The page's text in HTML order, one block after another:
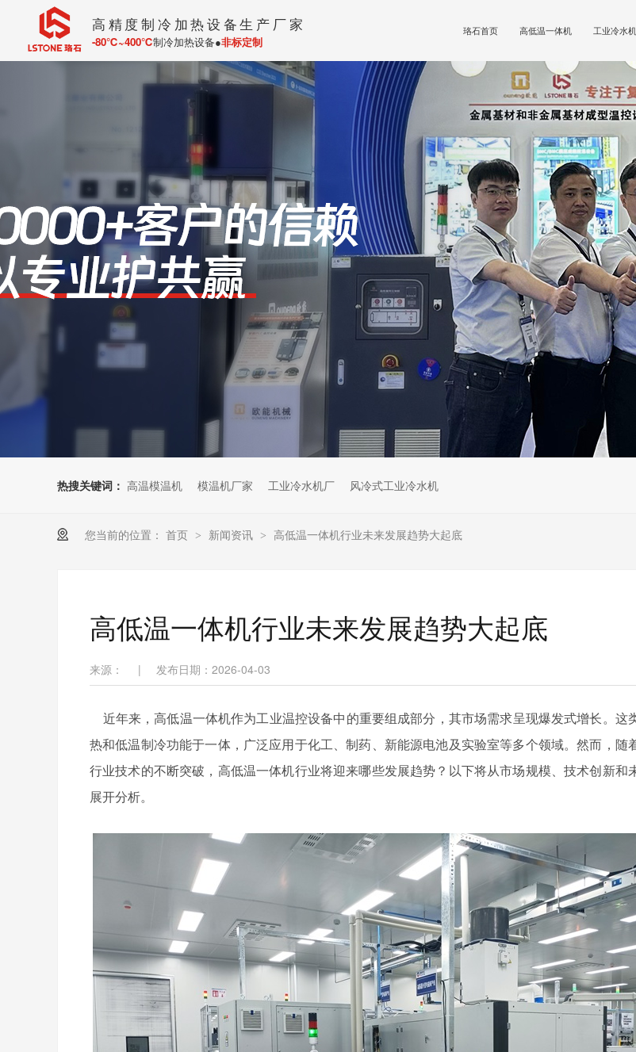
高精度制冷加热设备生产厂家
-80℃~400℃制冷加热设备●非标定制
珞石首页 高低温一体机 工业冷水机
热搜关键词： 高温模温机 模温机厂家 工业冷水机厂 风冷式工业冷水机
您当前的位置： 首页 > 新闻资讯 > 高低温一体机行业未来发展趋势大起底
高低温一体机行业未来发展趋势大起底
来源： | 发布日期：2026-04-03
近年来，高低温一体机作为工业温控设备中的重要组成部分，其市场需求呈现爆发式增长。这
热和低温制冷功能于一体，广泛应用于化工、制药、新能源电池及实验室等多个领域。然而，随
行业技术的不断突破，高低温一体机行业将迎来哪些发展趋势？以下将从市场规模、技术创新和
展开分析。